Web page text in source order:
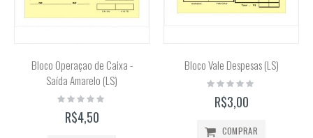
Bloco Operaçao de Caixa -
Saída Amarelo (LS)
Rating:
0%
R$4,50
Bloco Vale Despesas (LS)
Rating:
0%
R$3,00
COMPRAR